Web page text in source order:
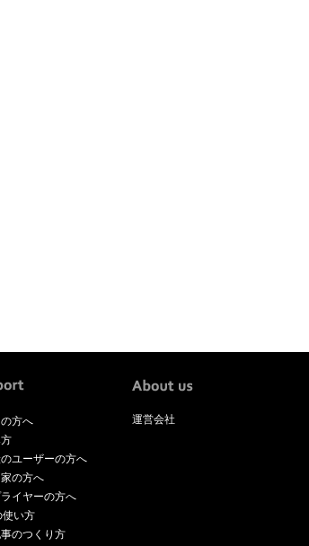
方へ
ユーザーの方へ
の方へ
イヤーの方へ
使い方
のつくり方
運営会社